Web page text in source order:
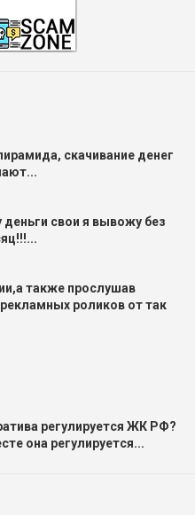
скачивание денег
деньги свои я вывожу без
также прослушав
роликов от так
регулируется ЖК РФ?
она регулируется...